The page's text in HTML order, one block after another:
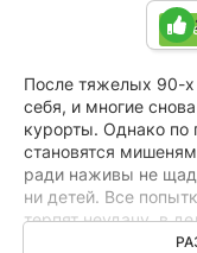
1
После тяжелых 90-х
себя, и многие
курорты. Однако по
становятся
ради наживы не
ни детей. Все
терпят неудачу, в